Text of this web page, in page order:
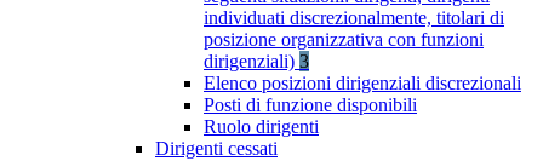
individuati discrezionalmente, titolari di
posizione organizzativa con funzioni
dirigenziali) 3
Elenco posizioni dirigenziali discrezionali
Posti di funzione disponibili
Ruolo dirigenti
Dirigenti cessati